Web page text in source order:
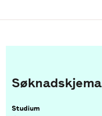
Søknadskjema
Studium